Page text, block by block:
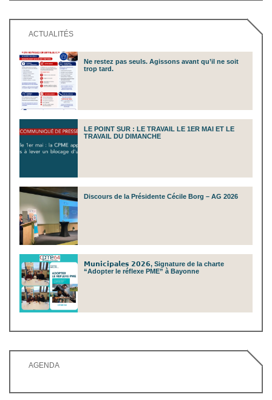
ACTUALITÉS
Ne restez pas seuls. Agissons avant qu’il ne soit
trop tard.
LE POINT SUR : LE TRAVAIL LE 1ER MAI ET LE
TRAVAIL DU DIMANCHE
Discours de la Présidente Cécile Borg – AG 2026
𝗠𝘂𝗻𝗶𝗰𝗶𝗽𝗮𝗹𝗲𝘀 𝟮𝟬𝟮𝟲, Signature de la charte
“Adopter le réflexe PME” à Bayonne
AGENDA